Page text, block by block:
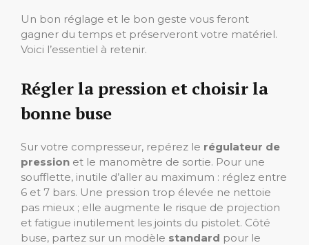
Un bon réglage et le bon geste vous feront
gagner du temps et préserveront votre matériel.
Voici l’essentiel à retenir.
Régler la pression et choisir la
bonne buse
Sur votre compresseur, repérez le régulateur de
pression et le manomètre de sortie. Pour une
soufflette, inutile d’aller au maximum : réglez entre
6 et 7 bars. Une pression trop élevée ne nettoie
pas mieux ; elle augmente le risque de projection
et fatigue inutilement les joints du pistolet. Côté
buse, partez sur un modèle standard pour le